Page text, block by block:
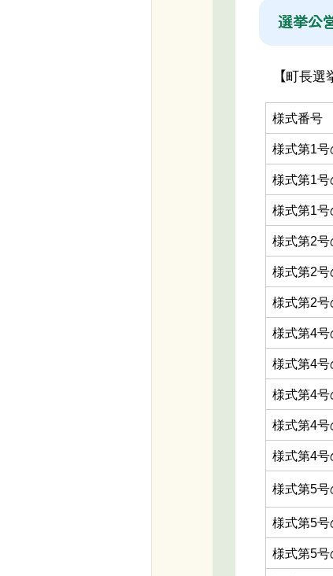
選挙公
【町長選
様式番号
様式第1号
様式第1号
様式第1号
様式第2号
様式第2号
様式第2号
様式第4号
様式第4号
様式第4号
様式第4号
様式第4号
様式第5号
様式第5号
様式第5号